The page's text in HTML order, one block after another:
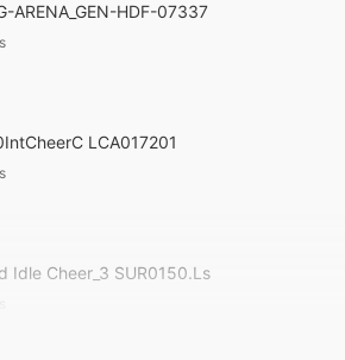
ARENA_GEN-HDF-07337
LCA017201
Idle Cheer_3 SUR0150.Ls